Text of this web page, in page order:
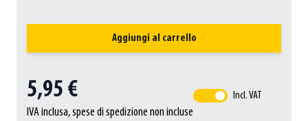
Aggiungi al carrello
5,95 €
IVA inclusa, spese di spedizione non incluse
Incl. VAT